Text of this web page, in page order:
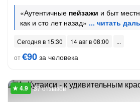
«Аутентичные пейзажи и быт
как и сто лет назад»
Сегодня в 15:30
14 авг в 08:00
от€90 за человека
37 отзывов